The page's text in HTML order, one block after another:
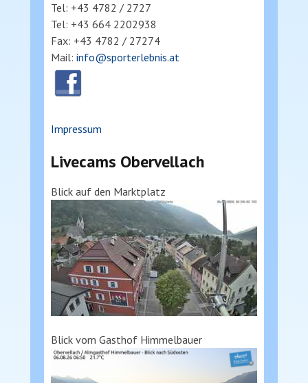
Tel: +43 4782 / 2727
Tel: +43 664 2202938
Fax: +43 4782 / 27274
Mail: info@sporterlebnis.at
Impressum
Livecams Obervellach
Blick auf den Marktplatz
Blick vom Gasthof Himmelbauer